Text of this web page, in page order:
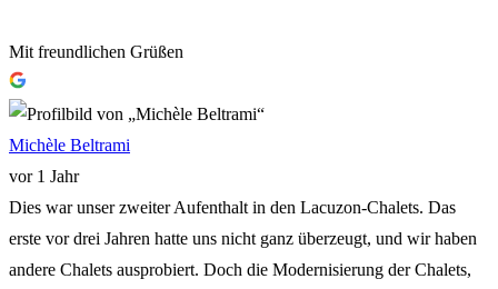
Mit freundlichen Grüßen
Michèle Beltrami
vor 1 Jahr
Dies war unser zweiter Aufenthalt in den Lacuzon-Chalets. Das
erste vor drei Jahren hatte uns nicht ganz überzeugt, und wir haben
andere Chalets ausprobiert. Doch die Modernisierung der Chalets,